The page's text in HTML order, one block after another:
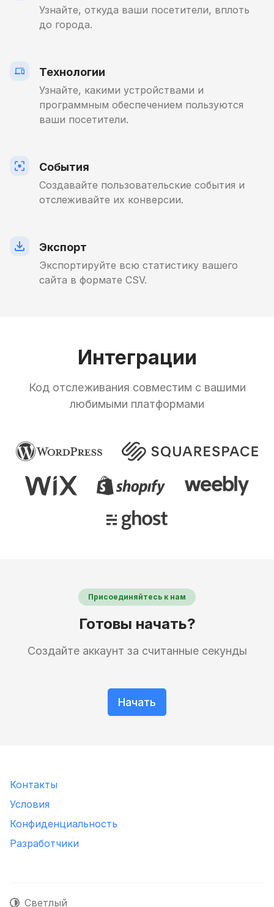
Узнайте, откуда ваши посетители, вплоть
до города.
Технологии
Узнайте, какими устройствами и
программным обеспечением пользуются
ваши посетители.
События
Создавайте пользовательские события и
отслеживайте их конверсии.
Экспорт
Экспортируйте всю статистику вашего
сайта в формате CSV.
Интеграции
Код отслеживания совместим с вашими
любимыми платформами
Присоединяйтесь к нам
Готовы начать?
Создайте аккаунт за считанные секунды
Начать
Контакты
Условия
Конфиденциальность
Разработчики
Светлый